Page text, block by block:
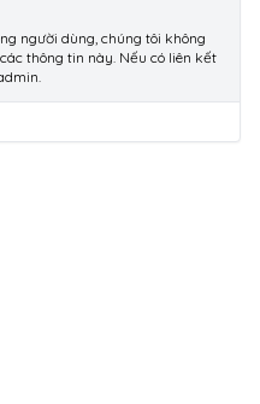
người dùng, chúng tôi không
thông tin này. Nếu có liên kết